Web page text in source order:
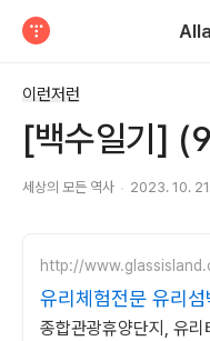
이런저런
[백수일기]
세상의 모든 역사 2023. 10.
http://
유리체험전문 유리
종합관광휴양단지, 유